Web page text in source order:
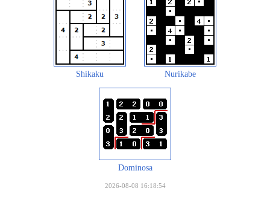
Shikaku Nurikabe
Dominosa
2026-08-08 16:18:54